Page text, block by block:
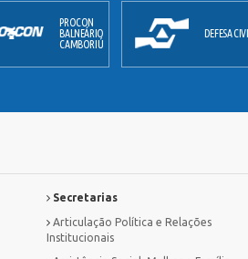
PROCON
BALNEÁRIO
CAMBORIÚ
DEFESA CIVIL
Secretarias
Articulação Política e Relações
Institucionais